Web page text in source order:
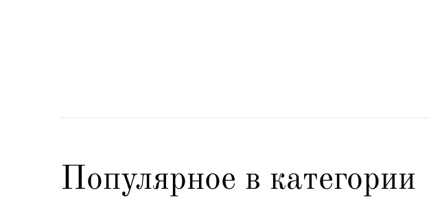
Популярное в категории